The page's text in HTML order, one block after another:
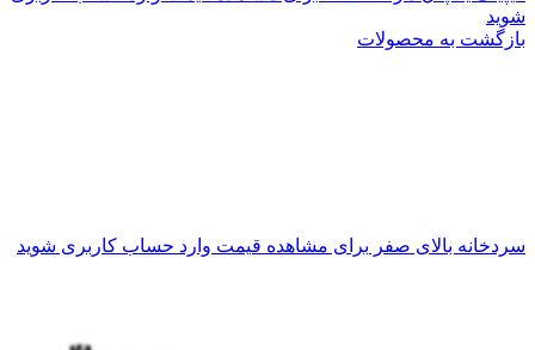
شوید
بازگشت به محصولات
سردخانه بالای صفر برای مشاهده قیمت وارد حساب کاربری شوید